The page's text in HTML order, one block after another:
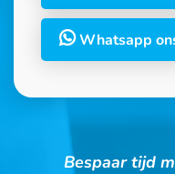
Whatsapp
Bespaar tijd